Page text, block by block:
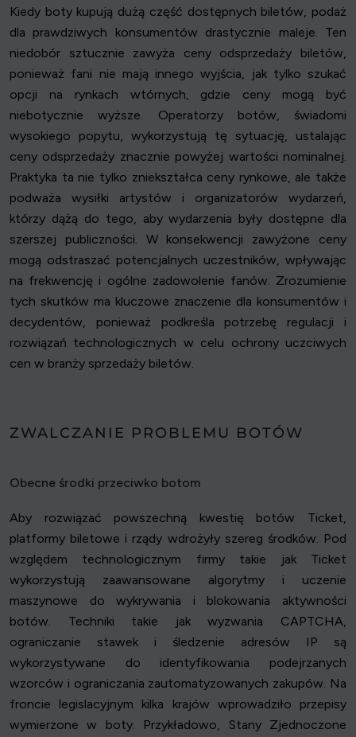
Kiedy boty kupują dużą część dostępnych biletów, podaż
dla prawdziwych konsumentów drastycznie maleje. Ten
niedobór sztucznie zawyża ceny odsprzedaży biletów,
ponieważ fani nie mają innego wyjścia, jak tylko szukać
opcji na rynkach wtórnych, gdzie ceny mogą być
niebotycznie wyższe. Operatorzy botów, świadomi
wysokiego popytu, wykorzystują tę sytuację, ustalając
ceny odsprzedaży znacznie powyżej wartości nominalnej.
Praktyka ta nie tylko zniekształca ceny rynkowe, ale także
podważa wysiłki artystów i organizatorów wydarzeń,
którzy dążą do tego, aby wydarzenia były dostępne dla
szerszej publiczności. W konsekwencji zawyżone ceny
mogą odstraszać potencjalnych uczestników, wpływając
na frekwencję i ogólne zadowolenie fanów. Zrozumienie
tych skutków ma kluczowe znaczenie dla konsumentów i
decydentów, ponieważ podkreśla potrzebę regulacji i
rozwiązań technologicznych w celu ochrony uczciwych
cen w branży sprzedaży biletów.
ZWALCZANIE PROBLEMU BOTÓW
Obecne środki przeciwko botom
Aby rozwiązać powszechną kwestię botów Ticket,
platformy biletowe i rządy wdrożyły szereg środków. Pod
względem technologicznym firmy takie jak Ticket
wykorzystują zaawansowane algorytmy i uczenie
maszynowe do wykrywania i blokowania aktywności
botów. Techniki takie jak wyzwania CAPTCHA,
ograniczanie stawek i śledzenie adresów IP są
wykorzystywane do identyfikowania podejrzanych
wzorców i ograniczania zautomatyzowanych zakupów. Na
froncie legislacyjnym kilka krajów wprowadziło przepisy
wymierzone w boty. Przykładowo, Stany Zjednoczone